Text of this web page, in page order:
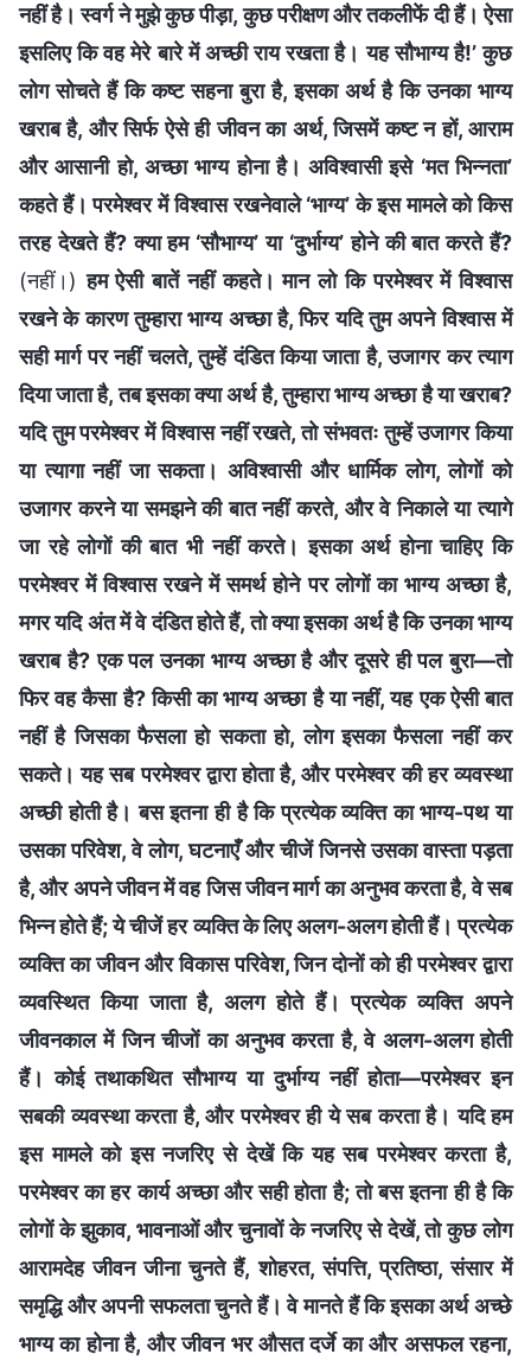
नहीं है। स्वर्ग ने मुझे कुछ पीड़ा, कुछ परीक्षण और तकलीफें दी हैं। ऐसा
इसलिए कि वह मेरे बारे में अच्‍छी राय रखता है। यह सौभाग्य है!’ कुछ
लोग सोचते हैं कि कष्ट सहना बुरा है, इसका अर्थ है कि उनका भाग्य
खराब है, और सिर्फ ऐसे ही जीवन का अर्थ, जिसमें कष्ट न हों, आराम
और आसानी हो, अच्छा भाग्य होना है। अविश्वासी इसे ‘मत भिन्‍नता’
कहते हैं। परमेश्वर में विश्वास रखनेवाले ‘भाग्य’ के इस मामले को किस
तरह देखते हैं? क्या हम ‘सौभाग्‍य’ या ‘दुर्भाग्‍य’ होने की बात करते हैं?
(नहीं।)हम ऐसी बातें नहीं कहते। मान लो कि परमेश्वर में विश्वास
रखने के कारण तुम्हारा भाग्य अच्छा है, फिर यदि तुम अपने विश्‍वास में
सही मार्ग पर नहीं चलते, तुम्हें दंडित किया जाता है, उजागर कर त्याग
दिया जाता है, तब इसका क्या अर्थ है, तुम्हारा भाग्य अच्छा है या खराब?
यदि तुम परमेश्वर में विश्वास नहीं रखते, तो संभवतः तुम्हें उजागर किया
या त्यागा नहीं जा सकता। अविश्वासी और धार्मिक लोग, लोगों को
उजागर करने या समझने की बात नहीं करते, और वे निकाले या त्‍यागे
जा रहे लोगों की बात भी नहीं करते। इसका अर्थ होना चाहिए कि
परमेश्वर में विश्वास रखने में समर्थ होने पर लोगों का भाग्य अच्छा है,
मगर यदि अंत में वे दंडित होते हैं, तो क्या इसका अर्थ है कि उनका भाग्य
खराब है? एक पल उनका भाग्य अच्छा है और दूसरे ही पल बुरा—तो
फिर वह कैसा है? किसी का भाग्य अच्छा है या नहीं, यह एक ऐसी बात
नहीं है जिसका फैसला हो सकता हो, लोग इसका फैसला नहीं कर
सकते। यह सब परमेश्वर द्वारा होता है, और परमेश्वर की हर व्यवस्था
अच्छी होती है। बस इतना ही है कि प्रत्येक व्यक्ति का भाग्य-पथ या
उसका परिवेश, वे लोग, घटनाएँ और चीजें जिनसे उसका वास्‍ता पड़ता
है, और अपने जीवन में वह जिस जीवन मार्ग का अनुभव करता है, वे सब
भिन्न होते हैं; ये चीजें हर व्यक्ति के लिए अलग-अलग होती हैं। प्रत्येक
व्यक्ति का जीवन और विकास परिवेश, जिन दोनों को ही परमेश्वर द्वारा
व्‍यवस्‍थ‍ित किया जाता है, अलग होते हैं। प्रत्येक व्यक्ति अपने
जीवनकाल में जिन चीजों का अनुभव करता है, वे अलग-अलग होती
हैं। कोई तथाकथित सौभाग्‍य या दुर्भाग्‍य नहीं होता—परमेश्वर इन
सबकी व्यवस्था करता है, और परमेश्वर ही ये सब करता है। यदि हम
इस मामले को इस नजरिए से देखें कि यह सब परमेश्वर करता है,
परमेश्वर का हर कार्य अच्छा और सही होता है; तो बस इतना ही है कि
लोगों के झुकाव, भावनाओं और चुनावों के नजरिए से देखें, तो कुछ लोग
आरामदेह जीवन जीना चुनते हैं, शोहरत, संपत्ति, प्रतिष्‍ठा, संसार में
समृद्धि और अपनी सफलता चुनते हैं। वे मानते हैं कि इसका अर्थ अच्छे
भाग्य का होना है, और जीवन भर औसत दर्जे का और असफल रहना,